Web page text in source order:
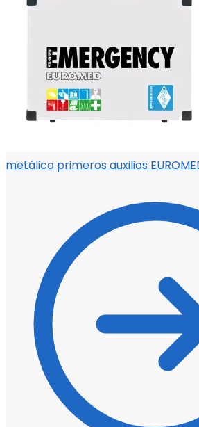
metálico primeros auxilios